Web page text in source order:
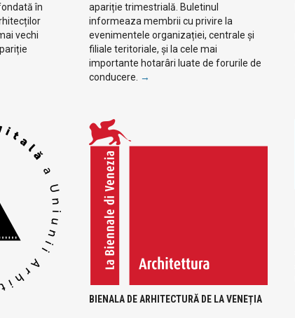
în
vechi
apariție trimestrială. Buletinul
informeaza membrii cu privire la
evenimentele organizației, centrale și
filiale teritoriale, și la cele mai
importante hotarâri luate de forurile de
conducere. →
BIENALA DE ARHITECTURĂ DE LA VENEȚIA